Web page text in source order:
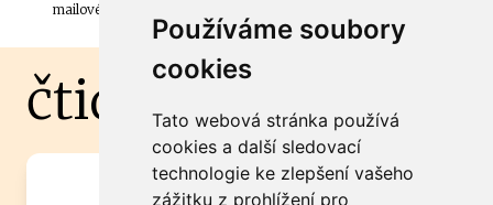
Používáme soubory
cookies
Tato webová stránka používá
cookies a další sledovací
technologie ke zlepšení vašeho
zážitku z prohlížení pro
mailové schránky.
čtidoma.cz
Máte zajímavou informaci? Chcete